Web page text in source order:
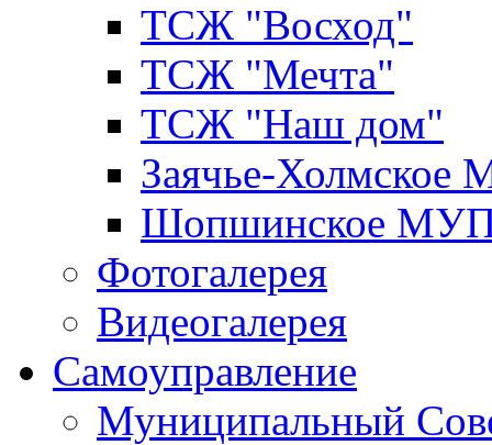
ТСЖ "Восход"
ТСЖ "Мечта"
ТСЖ "Наш дом"
Заячье-
Шопшинское
Фотогалерея
Видеогалерея
Самоуправление
Муниципальный